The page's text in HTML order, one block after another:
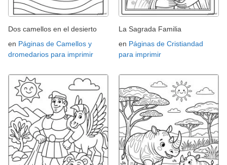
Dos camellos en el desierto
en Páginas de Camellos y
dromedarios para imprimir
La Sagrada Familia
en Páginas de Cristiandad
para imprimir